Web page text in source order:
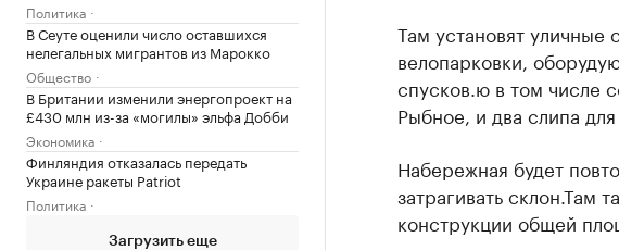
Политика
В Сеуте оценили число оставшихся
нелегальных мигрантов из Марокко
Общество
В Британии изменили энергопроект на
£430 млн из-за «могилы» эльфа Добби
Экономика
Финляндия отказалась передать
Украине ракеты Patriot
Политика
Загрузить еще
Там установят уличные
велопарковки,
спусков.ю в том числе
Рыбное, и два слипа
Набережная будет
затрагивать склон.Там
конструкции общей